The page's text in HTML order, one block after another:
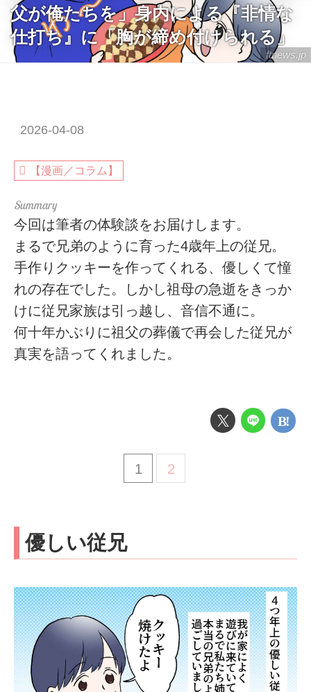
ftnews.jp
父が俺たちを」身内による『非情な
仕打ち』に「胸が締め付けられる」
2026-04-08
【漫画／コラム】
今回は筆者の体験談をお届けします。
まるで兄弟のように育った4歳年上の従兄。
手作りクッキーを作ってくれる、優しくて憧
れの存在でした。しかし祖母の急逝をきっか
けに従兄家族は引っ越し、音信不通に。
何十年かぶりに祖父の葬儀で再会した従兄が
真実を語ってくれました。
1 2
優しい従兄